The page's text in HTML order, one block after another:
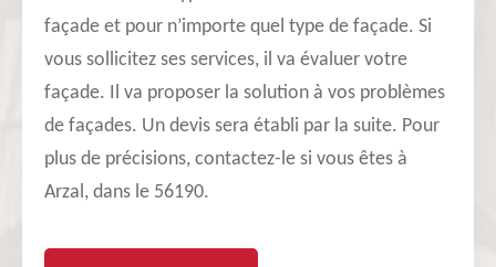
façade et pour n’importe quel type de façade. Si
vous sollicitez ses services, il va évaluer votre
façade. Il va proposer la solution à vos problèmes
de façades. Un devis sera établi par la suite. Pour
plus de précisions, contactez-le si vous êtes à
Arzal, dans le 56190.